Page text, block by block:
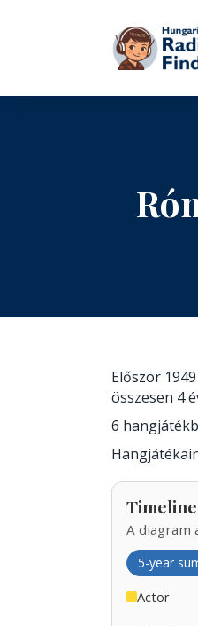
Először
összesen 4
6
A diagram
5-year
Actor